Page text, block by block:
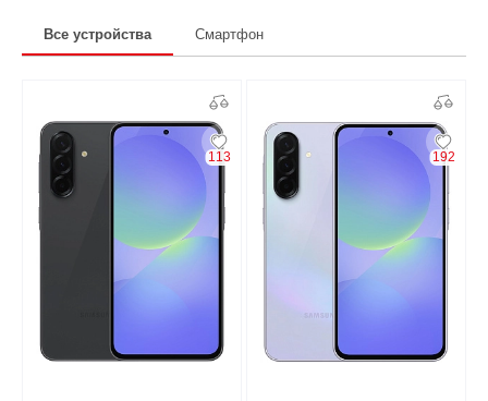
Все устройства Смартфон
113 192